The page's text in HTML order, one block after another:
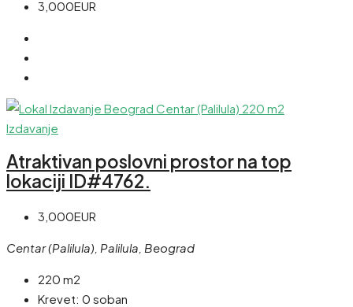
3,000EUR
Izdavanje
Atraktivan poslovni prostor na top
lokaciji ID#4762.
3,000EUR
Centar (Palilula), Palilula, Beograd
220 m2
Krevet: 0 soban